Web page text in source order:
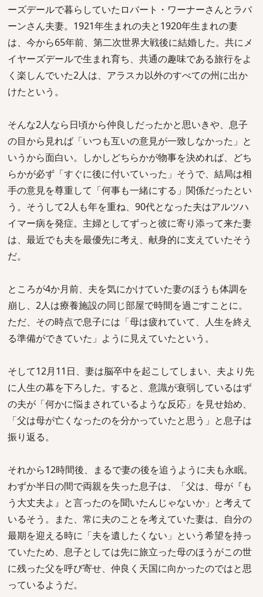
ーズデールで暮らしていたロバート・ワーナーさんとラバ
ーンさん夫妻。1921年生まれの夫と1920年生まれの妻
は、今から65年前、第二次世界大戦後に結婚した。共にメ
イヤーズデールで生まれ育ち、共通の趣味である旅行をよ
く楽しんでいた2人は、アラスカ以外のすべての州に出か
けたという。
そんな2人なら日頃から仲良しだったかと思いきや、息子
の目から見れば「いつも互いの意見が一致しなかった」と
いうから面白い。しかしどちらかが物事を決めれば、どち
らかが必ず「すぐに後に付いていった」そうで、結局は相
手の意見を尊重して「何事も一緒にする」関係だったとい
う。そうして2人も年を重ね、90代となった夫はアルツハ
イマー病を発症。主婦としてずっと彼に寄り添って来た妻
は、最近でも夫を最優先に考え、献身的に支えていたそう
だ。
ところが4か月前、夫を気にかけていた妻のほうも体調を
崩し、2人は療養施設の同じ部屋で時間を過ごすことに。
ただ、その時点で息子には「母は疲れていて、人生を終え
る準備ができていた」ように見えていたという。
そして12月11日、妻は脳卒中を起こしてしまい、夫より先
に人生の幕を下ろした。すると、意識が衰弱しているはず
の夫が「何かに悩まされているような反応」を見せ始め、
「父は母が亡くなったのを分かっていたと思う」と息子は
振り返る。
それから12時間後、まるで妻の後を追うように夫も永眠。
わずか半日の間で両親を失った息子は、「父は、母が『も
う大丈夫よ』と言ったのを聞いたんじゃないか」と考えて
いるそう。また、常に夫のことを考えていた妻は、自分の
最期を迎える時に「夫を遺したくない」という希望を持っ
ていたため、息子としては先に旅立った母のほうがこの世
に残った父を呼び寄せ、仲良く天国に向かったのではと思
っているようだ。